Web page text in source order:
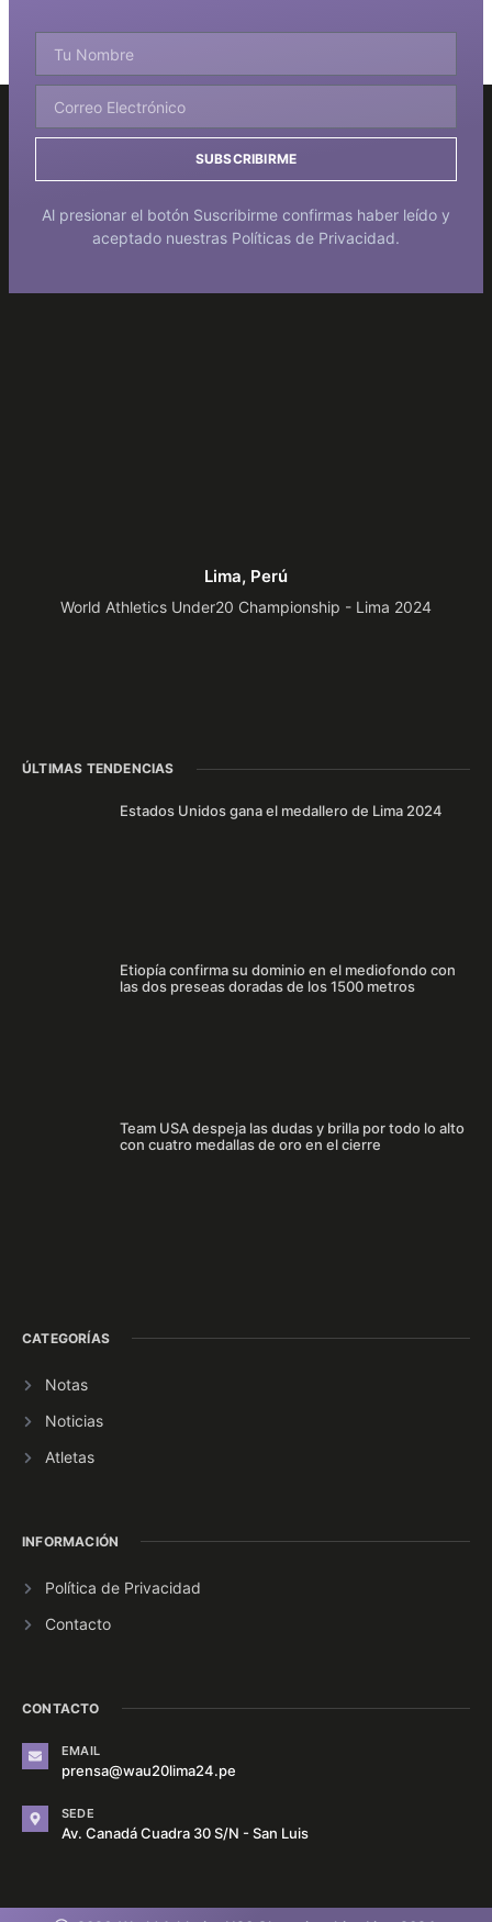
SUBSCRIBIRME
Al presionar el botón Suscribirme confirmas haber leído y
aceptado nuestras Políticas de Privacidad.
Lima, Perú
World Athletics Under20 Championship - Lima 2024
ÚLTIMAS TENDENCIAS
Estados Unidos gana el medallero de Lima 2024
Etiopía confirma su dominio en el mediofondo con
las dos preseas doradas de los 1500 metros
Team USA despeja las dudas y brilla por todo lo alto
con cuatro medallas de oro en el cierre
CATEGORÍAS
Notas
Noticias
Atletas
INFORMACIÓN
Política de Privacidad
Contacto
CONTACTO
EMAIL
prensa@wau20lima24.pe
SEDE
Av. Canadá Cuadra 30 S/N - San Luis